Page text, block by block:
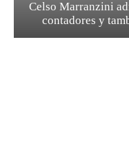
Celso Marranzini
contadores y